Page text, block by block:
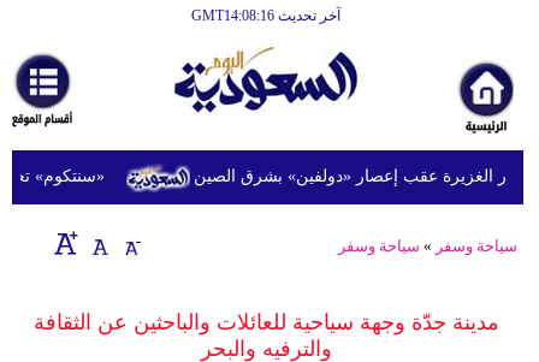
آخر تحديث GMT14:08:16
أخبارعاجلة
رياضة
ثقافة
إقتصاد
وموسيقى
«سنتكوم» تعلن أن أكثر من 20 سفينة حربية أميركية
سياحة وسفر » سياحة وسفر
مدينة جدّة وجهة سياحية للعائلات والباحثين عن الثقافة
والترفيه والبحر